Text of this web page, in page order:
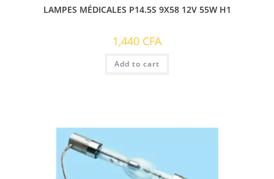
LAMPES MÉDICALES P14.5S 9X58 12V 55W H1
1,440 CFA
Add to cart